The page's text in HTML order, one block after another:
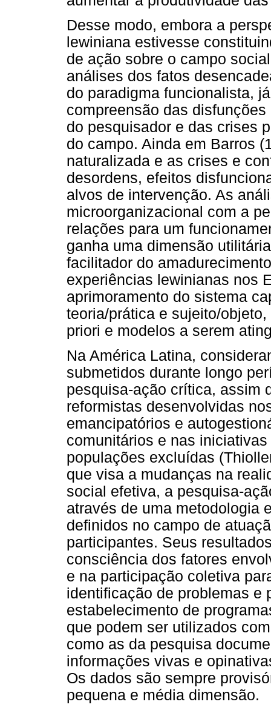
Desse modo, embora a
lewiniana estivesse
de ação sobre o campo
análises dos fatos
do paradigma funcionalista,
compreensão das
do pesquisador e das crises
do campo. Ainda em Barros
naturalizada e as crises e
desordens, efeitos
alvos de intervenção. As
microorganizacional com a
relações para um
ganha uma dimensão
facilitador do
experiências lewinianas nos
aprimoramento do sistema
teoria/prática e sujeito/
priori e modelos a serem
Na América Latina,
submetidos durante longo
pesquisa-ação crítica, assim
reformistas desenvolvidas
emancipatórios e
comunitários e nas
populações excluídas
que visa a mudanças na
social efetiva, a pesquisa-
através de uma metodologia
definidos no campo de
participantes. Seus
consciência dos fatores
e na participação coletiva
identificação de problemas e
estabelecimento de
que podem ser utilizados
como as da pesquisa
informações vivas e
Os dados são sempre
pequena e média dimensão.